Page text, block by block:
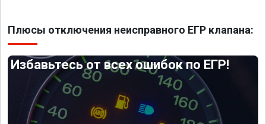
Плюсы отключения неисправного ЕГР клапана:
Избавьтесь от всех ошибок по ЕГР!